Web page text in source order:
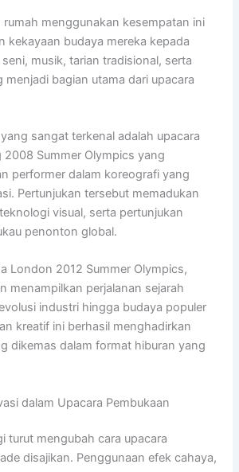
rumah menggunakan kesempatan ini
kekayaan budaya mereka kepada
musik, tarian tradisional, serta
menjadi bagian utama dari upacara
sangat terkenal adalah upacara
2008 Summer Olympics yang
performer dalam koreografi yang
Pertunjukan tersebut memadukan
visual, serta pertunjukan
penonton global.
London 2012 Summer Olympics,
menampilkan perjalanan sejarah
industri hingga budaya populer
kreatif ini berhasil menghadirkan
dikemas dalam format hiburan yang
dalam Upacara Pembukaan
turut mengubah cara upacara
disajikan. Penggunaan efek cahaya,